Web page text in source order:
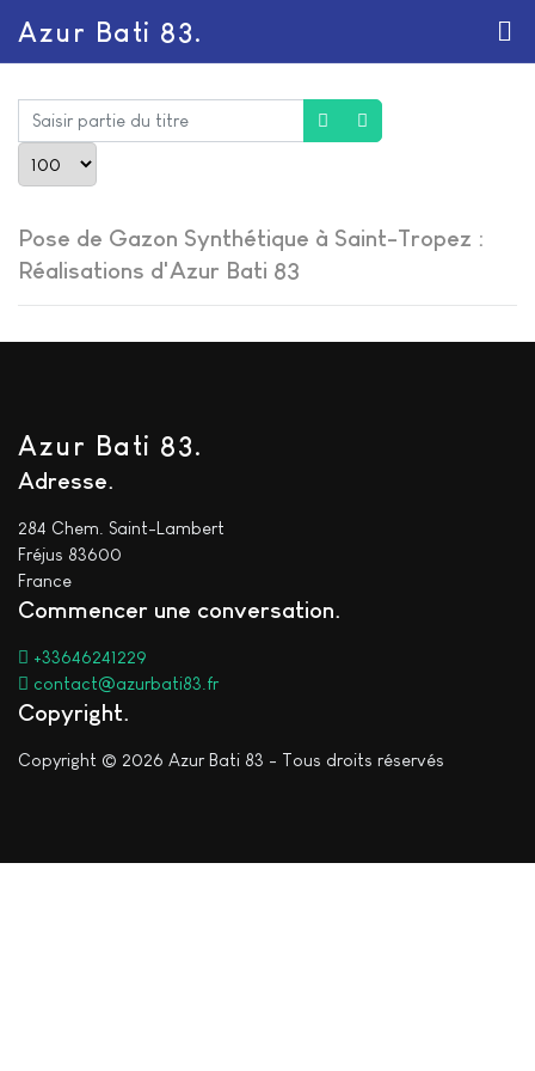
Azur Bati 83.
Saisir partie du titre
Pose de Gazon Synthétique à Saint-Tropez :
Réalisations d'Azur Bati 83
Azur Bati 83.
Adresse
284 Chem. Saint-Lambert
Fréjus 83600
France
Commencer une conversation
+33646241229
contact@azurbati83.fr
Copyright
Copyright © 2026 Azur Bati 83 - Tous droits réservés